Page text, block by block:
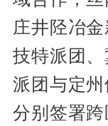
庄井陉冶
技特派团
派团与定
分别签署